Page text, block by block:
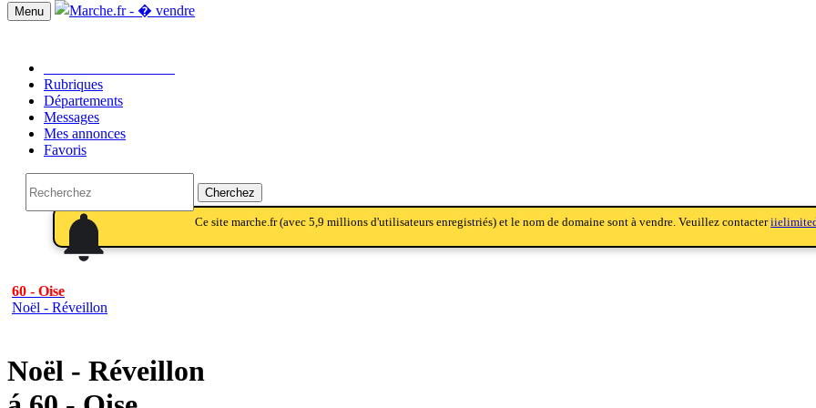
Menu
Rubriques
Départements
Messages
Mes annonces
Favoris
Cherchez
notifications
notifications Ce site marche.fr (avec 5,9 millions d'utilisateurs enregistriés) et le nom de domaine sont à vendre. Veuillez contacter
60 - Oise
Noël - Réveillon
Noël - Réveillon